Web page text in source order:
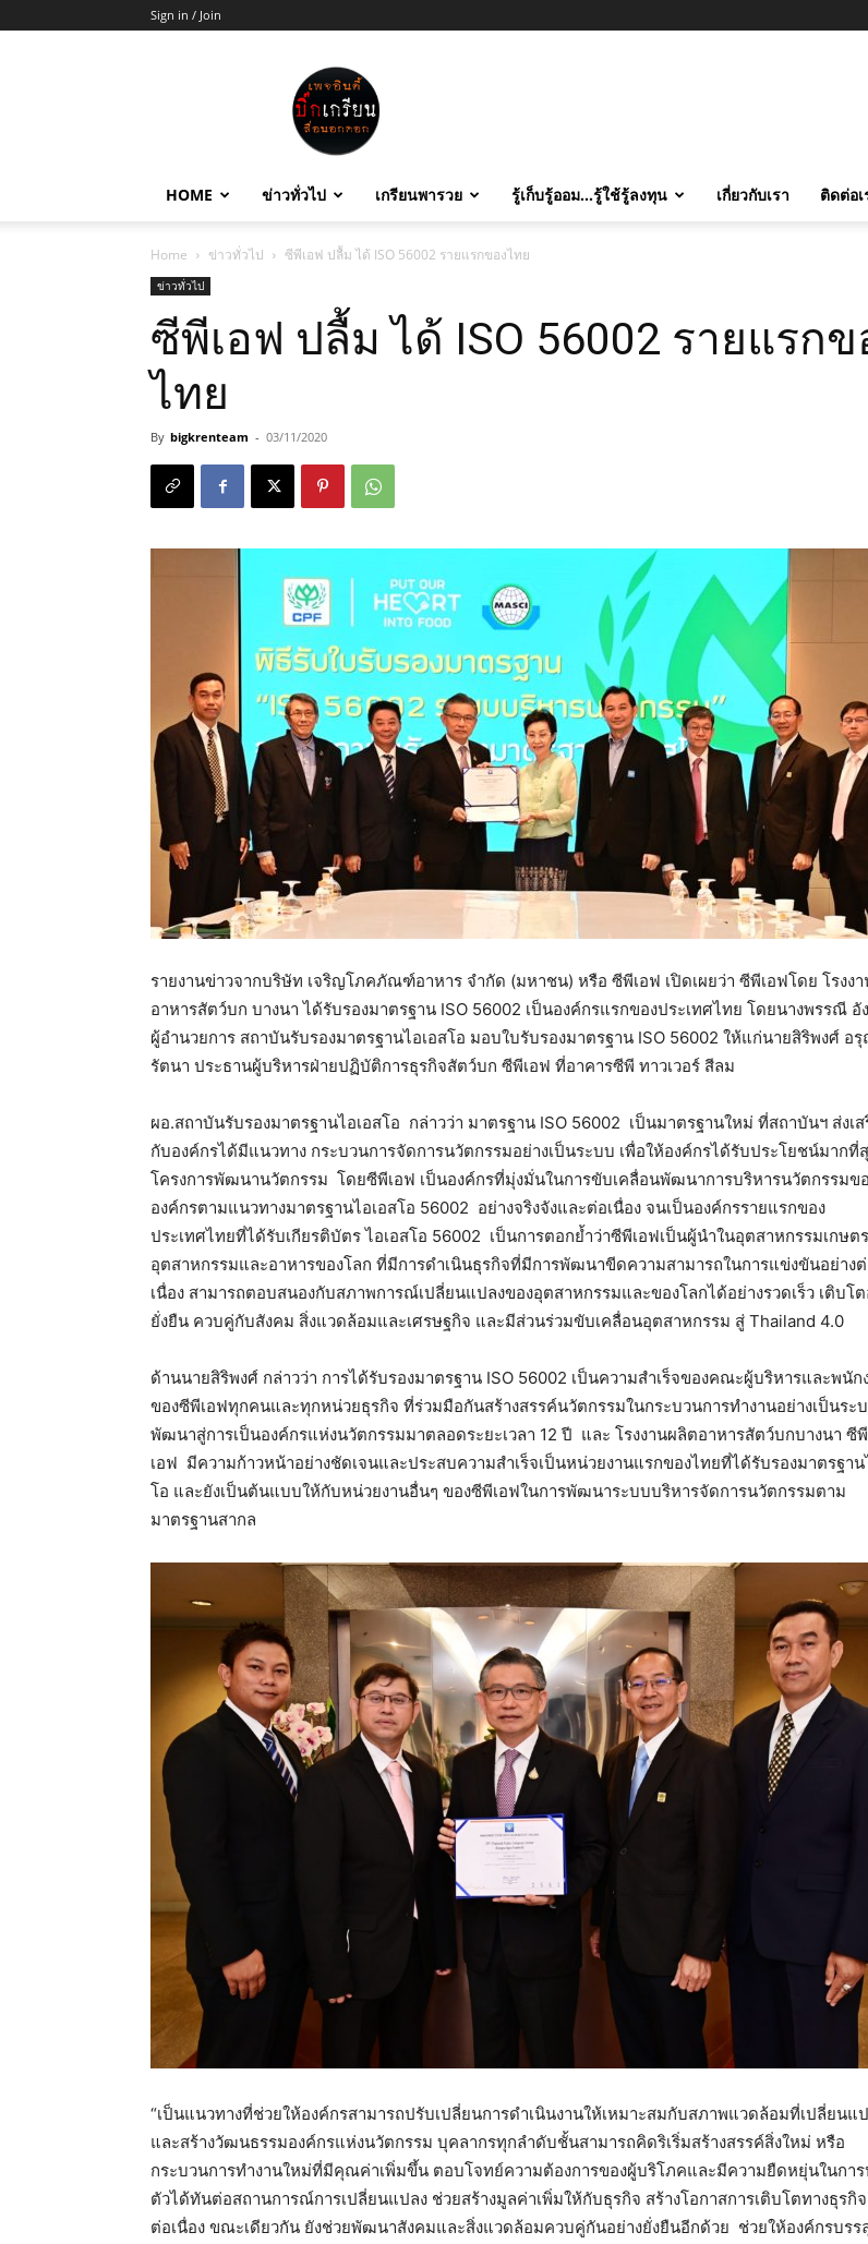
Sign in / Join
บิ๊ก
เกรียน
HOME ข่าวทั่วไป เกรียนพารวย รู้เก็บรู้ออม…รู้ใช้รู้ลงทุน เกี่ยวกับเรา ติดต่อเ
Home ข่าวทั่วไป ซีพีเอฟ ปลื้ม ได้ ISO 56002 รายแรกของไทย
ข่าวทั่วไป
ซีพีเอฟ ปลื้ม ได้ ISO 56002 รายแรกข
ไทย
By bigkrenteam - 03/11/2020
รายงานข่าวจากบริษัท เจริญโภคภัณฑ์อาหาร จำกัด (มหาชน) หรือ ซีพีเอฟ เปิดเผยว่า ซีพีเอฟโดย โรงง
อาหารสัตว์บก บางนา ได้รับรองมาตรฐาน ISO 56002 เป็นองค์กรแรกของประเทศไทย โดยนางพรรณี อั
ผู้อำนวยการ สถาบันรับรองมาตรฐานไอเอสโอ มอบใบรับรองมาตรฐาน ISO 56002 ให้แก่นายสิริพงศ์ อ
รัตนา ประธานผู้บริหารฝ่ายปฏิบัติการธุรกิจสัตว์บก ซีพีเอฟ ที่อาคารซีพี ทาวเวอร์ สีลม
ผอ.สถาบันรับรองมาตรฐานไอเอสโอ กล่าวว่า มาตรฐาน ISO 56002 เป็นมาตรฐานใหม่ ที่สถาบันฯ ส่งเ
กับองค์กรได้มีแนวทาง กระบวนการจัดการนวัตกรรมอย่างเป็นระบบ เพื่อให้องค์กรได้รับประโยชน์มากที่
โครงการพัฒนานวัตกรรม โดยซีพีเอฟ เป็นองค์กรที่มุ่งมั่นในการขับเคลื่อนพัฒนาการบริหารนวัตกรรมข
องค์กรตามแนวทางมาตรฐานไอเอสโอ 56002 อย่างจริงจังและต่อเนื่อง จนเป็นองค์กรรายแรกของ
ประเทศไทยที่ได้รับเกียรติบัตร ไอเอสโอ 56002 เป็นการตอกย้ำว่าซีพีเอฟเป็นผู้นำในอุตสาหกรรมเกษตร
อุตสาหกรรมและอาหารของโลก ที่มีการดำเนินธุรกิจที่มีการพัฒนาขีดความสามารถในการแข่งขันอย่าง
เนื่อง สามารถตอบสนองกับสภาพการณ์เปลี่ยนแปลงของอุตสาหกรรมและของโลกได้อย่างรวดเร็ว เติบโต
ยั่งยืน ควบคู่กับสังคม สิ่งแวดล้อมและเศรษฐกิจ และมีส่วนร่วมขับเคลื่อนอุตสาหกรรม สู่ Thailand 4.0
ด้านนายสิริพงศ์ กล่าวว่า การได้รับรองมาตรฐาน ISO 56002 เป็นความสำเร็จของคณะผู้บริหารและพนัก
ของซีพีเอฟทุกคนและทุกหน่วยธุรกิจ ที่ร่วมมือกันสร้างสรรค์นวัตกรรมในกระบวนการทำงานอย่างเป็นระ
พัฒนาสู่การเป็นองค์กรแห่งนวัตกรรมมาตลอดระยะเวลา 12 ปี และ โรงงานผลิตอาหารสัตว์บกบางนา ซีพี
เอฟ มีความก้าวหน้าอย่างชัดเจนและประสบความสำเร็จเป็นหน่วยงานแรกของไทยที่ได้รับรองมาตรฐาน
โอ และยังเป็นต้นแบบให้กับหน่วยงานอื่นๆ ของซีพีเอฟในการพัฒนาระบบบริหารจัดการนวัตกรรมตาม
มาตรฐานสากล
“เป็นแนวทางที่ช่วยให้องค์กรสามารถปรับเปลี่ยนการดำเนินงานให้เหมาะสมกับสภาพแวดล้อมที่เปลี่ยนแ
และสร้างวัฒนธรรมองค์กรแห่งนวัตกรรม บุคลากรทุกลำดับชั้นสามารถคิดริเริ่มสร้างสรรค์สิ่งใหม่ หรือ
กระบวนการทำงานใหม่ที่มีคุณค่าเพิ่มขึ้น ตอบโจทย์ความต้องการของผู้บริโภคและมีความยืดหยุ่นในกา
ตัวได้ทันต่อสถานการณ์การเปลี่ยนแปลง ช่วยสร้างมูลค่าเพิ่มให้กับธุรกิจ สร้างโอกาสการเติบโตทางธุรกิ
ต่อเนื่อง ขณะเดียวกัน ยังช่วยพัฒนาสังคมและสิ่งแวดล้อมควบคู่กันอย่างยั่งยืนอีกด้วย ช่วยให้องค์กรบรร